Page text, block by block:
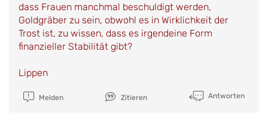
dass Frauen manchmal beschuldigt werden,
Goldgräber zu sein, obwohl es in Wirklichkeit der
Trost ist, zu wissen, dass es irgendeine Form
finanzieller Stabilität gibt?
Lippen
Melden Zitieren Antworten